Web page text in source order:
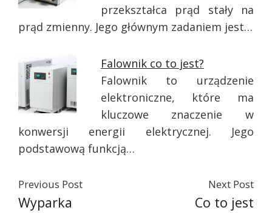
przekształca prąd stały na
prąd zmienny. Jego głównym zadaniem jest…
Falownik co to jest?
Falownik to urządzenie
elektroniczne, które ma
kluczowe znaczenie w
konwersji energii elektrycznej. Jego
podstawową funkcją…
Previous Post
Wyparka
Next Post
Co to jest